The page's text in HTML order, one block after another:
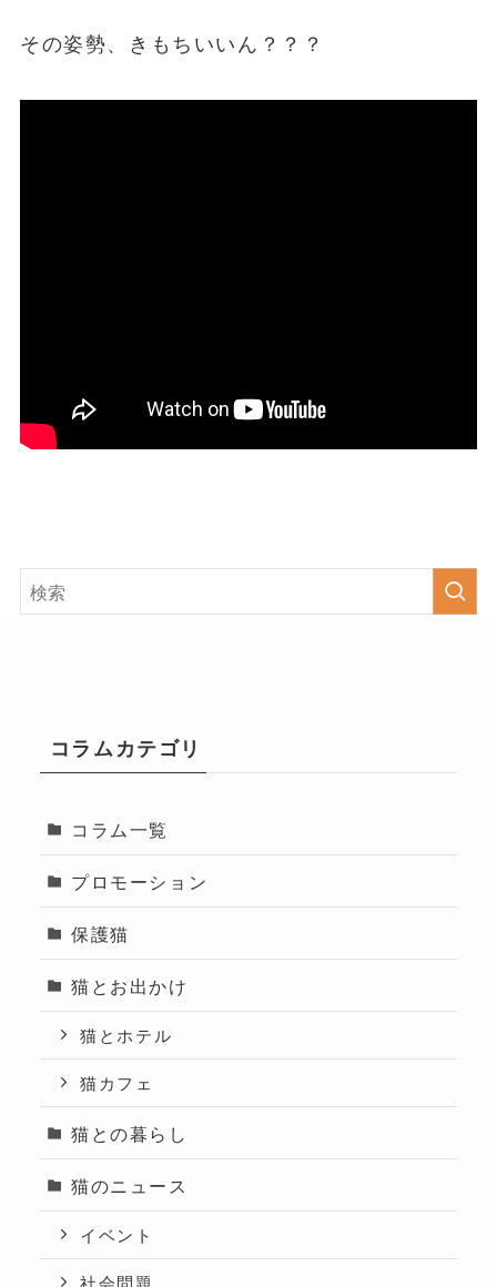
その姿勢、きもちいいん？？？
コラムカテゴリ
コラム一覧
プロモーション
保護猫
猫とお出かけ
猫とホテル
猫カフェ
猫との暮らし
猫のニュース
イベント
社会問題